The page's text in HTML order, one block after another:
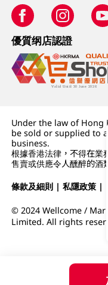
優質纲店認證
Under the law of
be sold or supplied to
business.
根據香港法律，不得在業
售賣或供應令人醺醉的酒
條款及細則 |私隱政策 |
© 2024 Wellcome /
Limited. All rights